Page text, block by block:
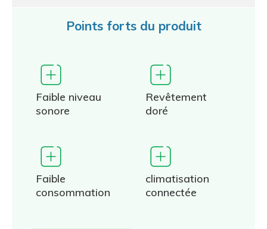
Points forts du produit
Faible niveau
sonore
Revêtement
doré
Faible
consommation
climatisation
connectée